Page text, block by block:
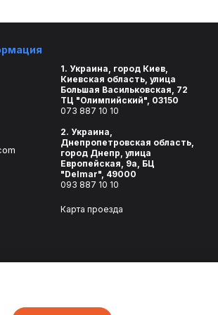
1. Украина, город Киев,
Киевская область, улица
Большая Васильковская, 72
ТЦ "Олимпийский", 03150
073 887 10 10
2. Украина,
Днепропетровская область,
город Днепр, улица
Европейская, 9а, БЦ
"Delmar", 49000
093 887 10 10
Карта проезда